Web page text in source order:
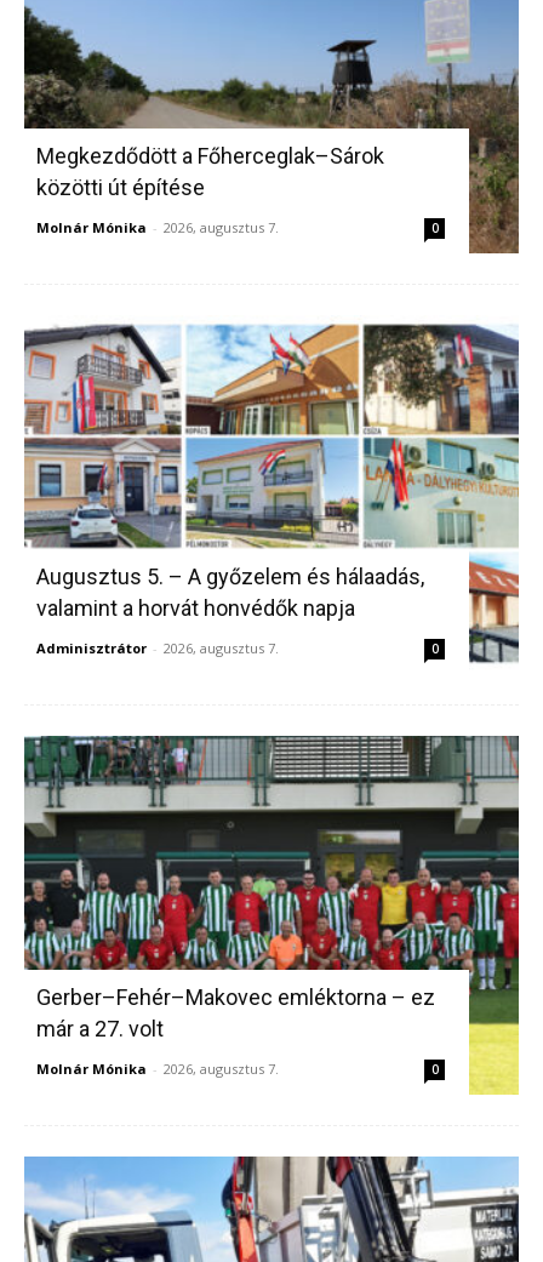
Megkezdődött a Főherceglak–Sárok
közötti út építése
Molnár Mónika - 2026, augusztus 7. 0
Augusztus 5. – A győzelem és hálaadás,
valamint a horvát honvédők napja
Adminisztrátor - 2026, augusztus 7. 0
Gerber–Fehér–Makovec emléktorna – ez
már a 27. volt
Molnár Mónika - 2026, augusztus 7. 0